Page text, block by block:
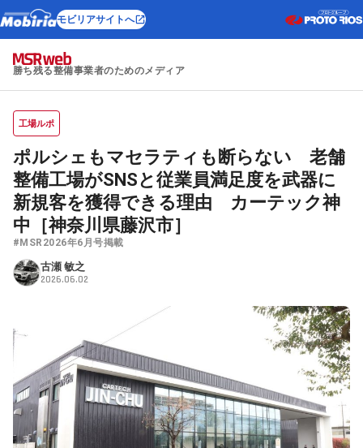
モビリアサイトへ
勝ち残る整備事業者のためのメディア
工場ルポ
ポルシェもマセラティも断らない 老舗
整備工場がSNSと従業員満足度を武器に
新規客を獲得できる理由 カーテック神
中［神奈川県藤沢市］
#MSR2026年6月号掲載
古瀬 敏之
2026.06.02